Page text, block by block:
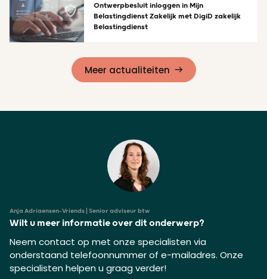
Ontwerpbesluit inloggen in Mijn
Belastingdienst Zakelijk met DigiD zakelijk
Belastingdienst
Meer actualiteiten
Anja Adriaensen-Vriends | Senior adviseur btw
Wilt u meer informatie over dit onderwerp?
Neem contact op met onze specialisten via
onderstaand telefoonnummer of e-mailadres. Onze
specialisten helpen u graag verder!